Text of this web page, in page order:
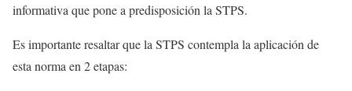
informativa que pone a predisposición la STPS.
Es importante resaltar que la STPS contempla la aplicación de
esta norma en 2 etapas: